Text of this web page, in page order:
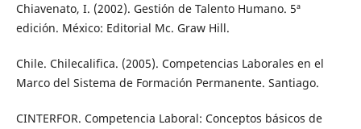
Chiavenato, I. (2002). Gestión de Talento Humano. 5ª
edición. México: Editorial Mc. Graw Hill.
Chile. Chilecalifica. (2005). Competencias Laborales en el
Marco del Sistema de Formación Permanente. Santiago.
CINTERFOR. Competencia Laboral: Conceptos básicos de